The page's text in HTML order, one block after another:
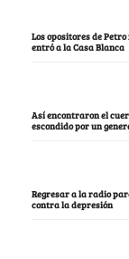
Los opositores de
entró a la Casa Blanca
Así encontraron el
escondido por un
Regresar a la radio
contra la depresión